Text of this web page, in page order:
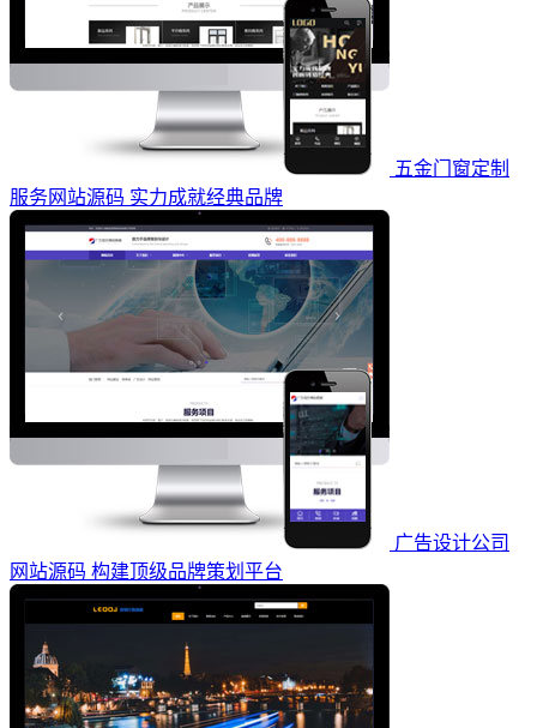
五金门窗定制
服务网站源码 实力成就经典品牌
广告设计公司
网站源码 构建顶级品牌策划平台